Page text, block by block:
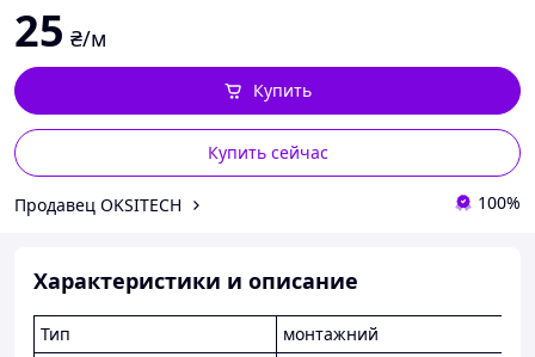
25 ₴/м
Купить сейчас
Купить
Продавец OKSITECH 100%
Характеристики и описание
Тип
монтажний